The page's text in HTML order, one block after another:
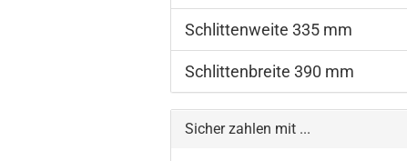
Schlittenweite 335 mm
Schlittenbreite 390 mm
Sicher zahlen mit ...